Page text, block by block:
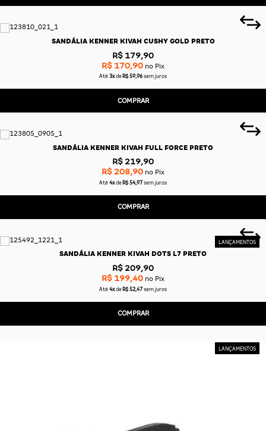
SANDÁLIA KENNER KIVAH CUSHY GOLD PRETO
R$ 179,90
R$ 170,90 no Pix
Até 3x de R$ 59,96 sem juros
COMPRAR
SANDÁLIA KENNER KIVAH FULL FORCE PRETO
R$ 219,90
R$ 208,90 no Pix
Até 4x de R$ 54,97 sem juros
COMPRAR
SANDÁLIA KENNER KIVAH DOTS L7 PRETO
R$ 209,90
R$ 199,40 no Pix
Até 4x de R$ 52,47 sem juros
COMPRAR